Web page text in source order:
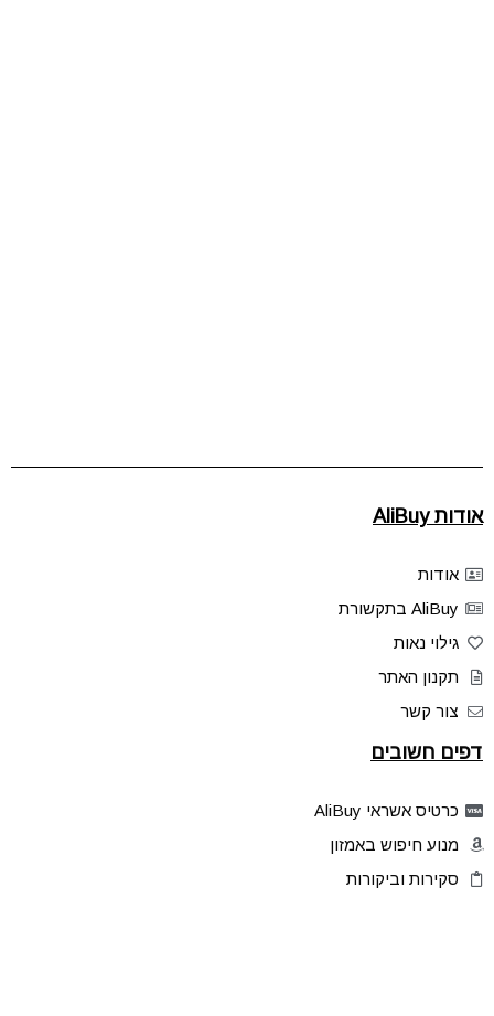
אודות AliBuy
אודות
AliBuy בתקשורת
גילוי נאות
תקנון האתר
צור קשר
דפים חשובים
כרטיס אשראי AliBuy
מנוע חיפוש באמזון
סקירות וביקורות